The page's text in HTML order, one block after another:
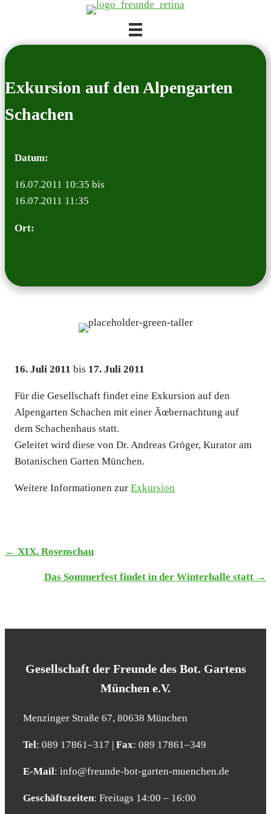
springen
Exkur­si­on auf den Alpen­gar­ten
Schach­en
Datum:
16.07.2011 10:35 bis
16.07.2011 11:35
Ort:
16. Juli 2011 bis 17. Juli 2011
Für die Gesell­schaft fin­det eine Exkur­si­on auf den
Alpen­gar­ten Schach­en mit einer Ãœber­nach­tung auf
dem Schach­en­haus statt.
Gelei­tet wird die­se von Dr. Andre­as Grö­ger, Kura­tor am
Bota­ni­schen Gar­ten Mün­chen.
Wei­te­re Infor­ma­tio­nen zur Exkur­si­on
TERMINE
NAVIGATION
← XIX. Rosen­schau
Das Som­mer­fest fin­det in der Win­ter­hal­le statt →
Gesell­schaft der Freun­de des Bot. Gar­tens
Mün­chen e.V.
Men­zin­ger Stra­ße 67, 80638 Mün­chen
Tel: 089 17861–317 | Fax: 089 17861–349
E‑Mail: info@​freunde-​bot-​garten-​muenchen.​de
Geschäfts­zei­ten: Frei­tags 14:00 – 16:00